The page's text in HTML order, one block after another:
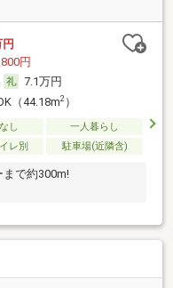
円
7.1万円
（44.18m2）
し
一人暮らし
レ別 駐車場(近隣含)
で約300m!